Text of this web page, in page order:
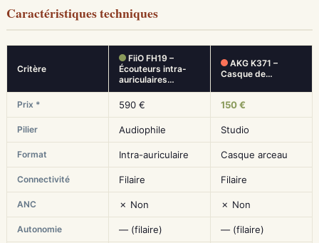
Caractéristiques techniques
Critère
FiiO FH19 –
Écouteurs intra-
auriculaires…
AKG K371 –
Casque de…
Prix * 590 € 150 €
Pilier Audiophile Studio
Format Intra-auriculaire Casque arceau
Connectivité Filaire Filaire
ANC ✗ Non ✗ Non
Autonomie — (filaire) — (filaire)